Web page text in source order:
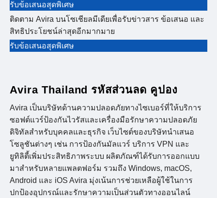
รับข้อเสนอสุดพิเศษ
ติดตาม Avira บนโซเชียลมีเดียเพื่อรับข่าวสาร ข้อเสนอ และ
สิทธิประโยชน์ล่าสุดอีกมากมาย
รับข้อเสนอสุดพิเศษ
Avira Thailand รหัสส่วนลด คูปอง
Avira เป็นบริษัทด้านความปลอดภัยทางไซเบอร์ที่ให้บริการ
ซอฟต์แวร์ป้องกันไวรัสและเครื่องมือรักษาความปลอดภัย
ดิจิทัลสำหรับบุคคลและธุรกิจ เว็บไซต์ของบริษัทนำเสนอ
โซลูชันต่างๆ เช่น การป้องกันมัลแวร์ บริการ VPN และ
ยูทิลิตี้เพิ่มประสิทธิภาพระบบ ผลิตภัณฑ์ได้รับการออกแบบ
มาสำหรับหลายแพลตฟอร์ม รวมถึง Windows, macOS,
Android และ iOS Avira มุ่งเน้นการช่วยเหลือผู้ใช้ในการ
ปกป้องอุปกรณ์และรักษาความเป็นส่วนตัวทางออนไลน์